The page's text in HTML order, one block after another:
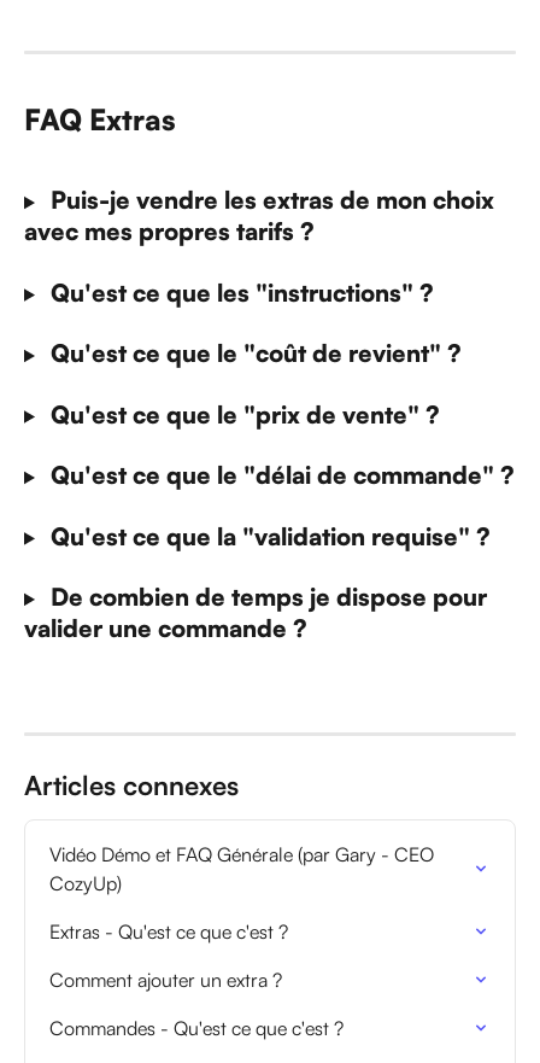
FAQ Extras
Puis-je vendre les extras de mon choix
avec mes propres tarifs ?
Qu'est ce que les "instructions" ?
Qu'est ce que le "coût de revient" ?
Qu'est ce que le "prix de vente" ?
Qu'est ce que le "délai de commande" ?
Qu'est ce que la "validation requise" ?
De combien de temps je dispose pour
valider une commande ?
Articles connexes
Vidéo Démo et FAQ Générale (par Gary - CEO
CozyUp)
Extras - Qu'est ce que c'est ?
Comment ajouter un extra ?
Commandes - Qu'est ce que c'est ?